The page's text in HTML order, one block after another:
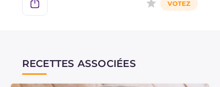
RECETTES ASSOCIÉES